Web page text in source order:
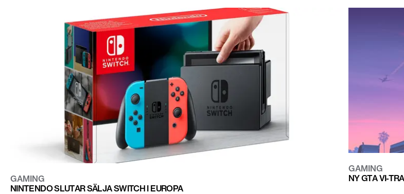
GAMING
NINTENDO SLUTAR SÄLJA SWITCH I EUROPA
GAMING
NY GTA VI-